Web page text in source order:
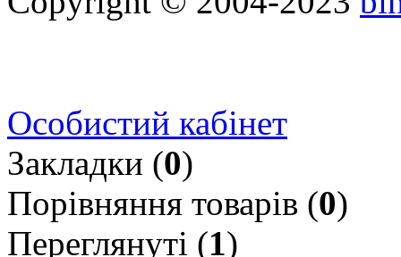
Особистий кабінет
Закладки (0)
Порівняння товарів (0)
Переглянуті (1)